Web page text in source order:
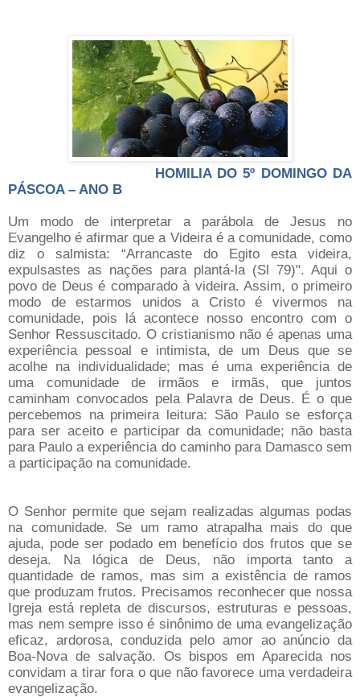
HOMILIA DO 5º DOMINGO DA
PÁSCOA – ANO B
Um modo de interpretar a parábola de Jesus no
Evangelho é afirmar que a Videira é a comunidade, como
diz o salmista: “Arrancaste do Egito esta videira,
expulsastes as nações para plantá-la (Sl 79)". Aqui o
povo de Deus é comparado à videira. Assim, o primeiro
modo de estarmos unidos a Cristo é vivermos na
comunidade, pois lá acontece nosso encontro com o
Senhor Ressuscitado. O cristianismo não é apenas uma
experiência pessoal e intimista, de um Deus que se
acolhe na individualidade; mas é uma experiência de
uma comunidade de irmãos e irmãs, que juntos
caminham convocados pela Palavra de Deus. É o que
percebemos na primeira leitura: São Paulo se esforça
para ser aceito e participar da comunidade; não basta
para Paulo a experiência do caminho para Damasco sem
a participação na comunidade.
O Senhor permite que sejam realizadas algumas podas
na comunidade. Se um ramo atrapalha mais do que
ajuda, pode ser podado em benefício dos frutos que se
deseja. Na lógica de Deus, não importa tanto a
quantidade de ramos, mas sim a existência de ramos
que produzam frutos. Precisamos reconhecer que nossa
Igreja está repleta de discursos, estruturas e pessoas,
mas nem sempre isso é sinônimo de uma evangelização
eficaz, ardorosa, conduzida pelo amor ao anúncio da
Boa-Nova de salvação. Os bispos em Aparecida nos
convidam a tirar fora o que não favorece uma verdadeira
evangelização.